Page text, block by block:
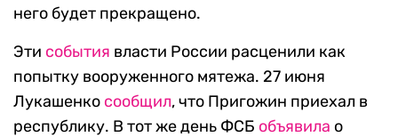
него будет прекращено.
Эти события власти России расценили как
попытку вооруженного мятежа. 27 июня
Лукашенко сообщил, что Пригожин приехал в
республику. В тот же день ФСБ объявила о